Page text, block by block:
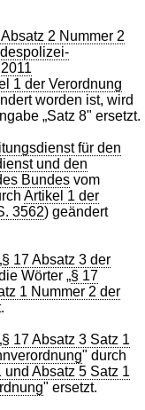
2 Nummer 2
1 der Verordnung
worden ist, wird
„Satz 8" ersetzt.
für den
und den
Bundes vom
Artikel 1 der
3562) geändert
§ 17 Absatz 3 der
Wörter „§ 17
1 Nummer 2 der
§ 17 Absatz 3 Satz 1
" durch
und Absatz 5 Satz 1
" ersetzt.